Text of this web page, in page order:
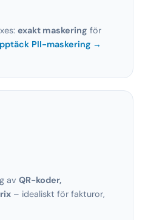
exakt maskering för
PII-maskering →
av QR-koder,
– idealiskt för fakturor,